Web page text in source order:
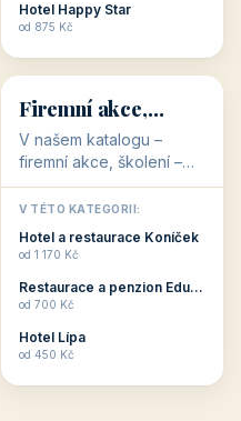
Hotel Happy Star
od 875 Kč
💼
💼
31 objektů
Firemní akce,
školení
V našem katalogu –
firemní akce, školení –
jsou pro Vás připraveny
objekty, které mají
zkušenosti pořádat i
menší firemní akce a
ob...
V TÉTO KATEGORII:
Hotel a restaurace Koníček
od 1 170 Kč
Restaurace a penzion Eduard
od 700 Kč
Hotel Lípa
od 450 Kč